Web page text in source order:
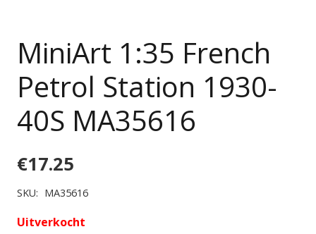
MiniArt 1:35 French
Petrol Station 1930-
40S MA35616
€17.25
SKU: MA35616
Uitverkocht